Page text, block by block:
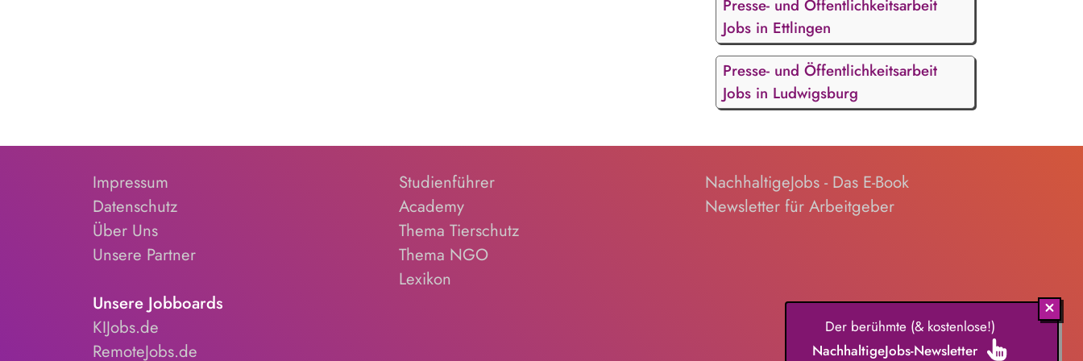
Presse- und Öffentlichkeitsarbeit
Jobs in Ettlingen
Presse- und Öffentlichkeitsarbeit
Jobs in Ludwigsburg
Impressum
Datenschutz
Über Uns
Unsere Partner
Studienführer
Academy
Thema Tierschutz
Thema NGO
Lexikon
NachhaltigeJobs - Das E-Book
Newsletter für Arbeitgeber
Unsere Jobboards
KIJobs.de
RemoteJobs.de
Der berühmte (& kostenlose!)
NachhaltigeJobs-Newsletter